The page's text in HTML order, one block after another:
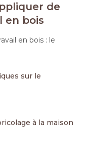
de
en bois
en bois : le
sur le
à la maison